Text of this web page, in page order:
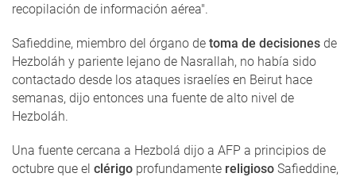
recopilación de información aérea".
Safieddine, miembro del órgano de toma de decisiones de
Hezboláh y pariente lejano de Nasrallah, no había sido
contactado desde los ataques israelíes en Beirut hace
semanas, dijo entonces una fuente de alto nivel de
Hezboláh.
Una fuente cercana a Hezbolá dijo a AFP a principios de
octubre que el clérigo profundamente religioso Safieddine,